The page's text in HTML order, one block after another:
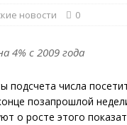
новости 0
4% с 2009 года
подсчета числа
позапрошлой
о росте этого